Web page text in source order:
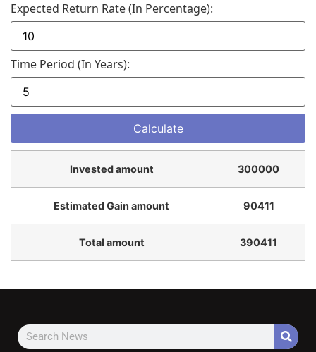
Expected Return Rate (in Percentage):
Time Period (in Years):
Invested amount 300000
Estimated Gain amount 90411
Total amount 390411